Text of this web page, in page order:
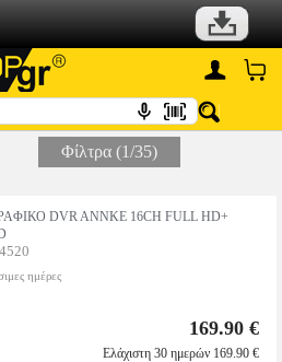
Φίλτρα (1/35)
DVR ANNKE 16CH FULL HD+
ημέρες
169.90 €
Ελάχιστη 30 ημερών 169.90 €